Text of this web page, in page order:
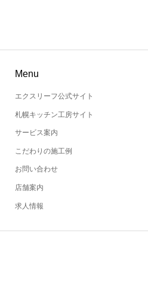
Menu
エクスリーフ公式サイト
札幌キッチン工房サイト
サービス案内
こだわりの施工例
お問い合わせ
店舗案内
求人情報